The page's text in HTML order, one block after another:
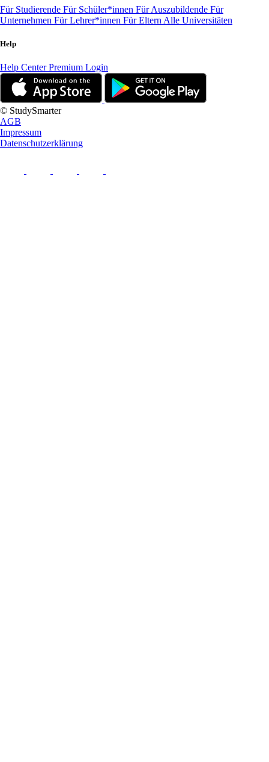
Für Studierende Für Schüler*innen Für Auszubildende Für
Unternehmen Für Lehrer*innen Für Eltern Alle Universitäten
Help
Help CenterPremium Login
© StudySmarter
AGB
Impressum
Datenschutzerklärung